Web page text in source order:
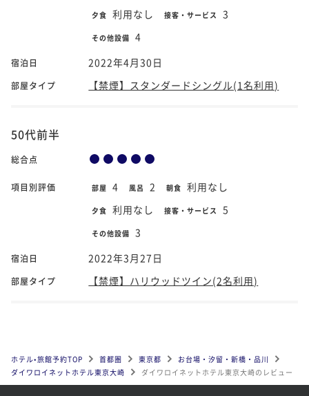
夕食 利用なし 接客・サービス 3
その他設備 4
宿泊日 2022年4月30日
部屋タイプ 【禁煙】スタンダードシングル(1名利用)
50代前半
総合点
項目別評価 部屋 4 風呂 2 朝食 利用なし
夕食 利用なし 接客・サービス 5
その他設備 3
宿泊日 2022年3月27日
部屋タイプ 【禁煙】ハリウッドツイン(2名利用)
ホテル•旅館予約TOP 首都圏 東京都
お台場・汐留・新橋・品川
ダイワロイネットホテル東京大崎
ダイワロイネットホテル東京大崎のレビュー